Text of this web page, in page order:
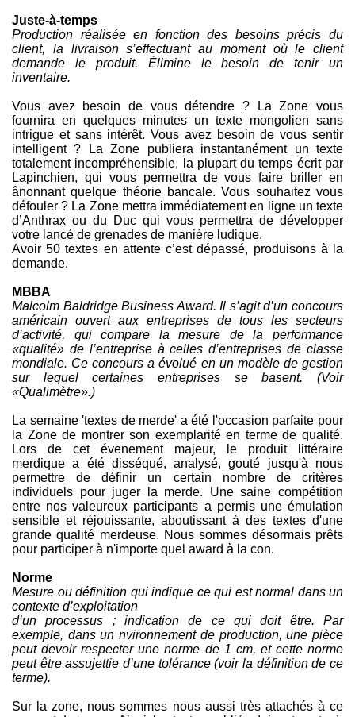
Juste-à-temps
Production réalisée en fonction des besoins précis du
client, la livraison s’effectuant au moment où le client
demande le produit. Élimine le besoin de tenir un
inventaire.
Vous avez besoin de vous détendre ? La Zone vous
fournira en quelques minutes un texte mongolien sans
intrigue et sans intérêt. Vous avez besoin de vous sentir
intelligent ? La Zone publiera instantanément un texte
totalement incompréhensible, la plupart du temps écrit par
Lapinchien, qui vous permettra de vous faire briller en
ânonnant quelque théorie bancale. Vous souhaitez vous
défouler ? La Zone mettra immédiatement en ligne un texte
d’Anthrax ou du Duc qui vous permettra de développer
votre lancé de grenades de manière ludique.
Avoir 50 textes en attente c’est dépassé, produisons à la
demande.
MBBA
Malcolm Baldridge Business Award. Il s’agit d’un concours
américain ouvert aux entreprises de tous les secteurs
d’activité, qui compare la mesure de la performance
«qualité» de l’entreprise à celles d’entreprises de classe
mondiale. Ce concours a évolué en un modèle de gestion
sur lequel certaines entreprises se basent. (Voir
«Qualimètre».)
La semaine 'textes de merde' a été l'occasion parfaite pour
la Zone de montrer son exemplarité en terme de qualité.
Lors de cet évenement majeur, le produit littéraire
merdique a été disséqué, analysé, gouté jusqu'à nous
permettre de définir un certain nombre de critères
individuels pour juger la merde. Une saine compétition
entre nos valeureux participants a permis une émulation
sensible et réjouissante, aboutissant à des textes d'une
grande qualité merdeuse. Nous sommes désormais prêts
pour participer à n'importe quel award à la con.
Norme
Mesure ou définition qui indique ce qui est normal dans un
contexte d’exploitation
d’un processus ; indication de ce qui doit être. Par
exemple, dans un nvironnement de production, une pièce
peut devoir respecter une norme de 1 cm, et cette norme
peut être assujettie d’une tolérance (voir la définition de ce
terme).
Sur la zone, nous sommes nous aussi très attachés à ce